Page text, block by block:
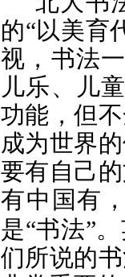
的“以美育
视，书法
儿乐、儿
功能，但
成为世界
要有自己
有中国有
是“书法”
们所说的